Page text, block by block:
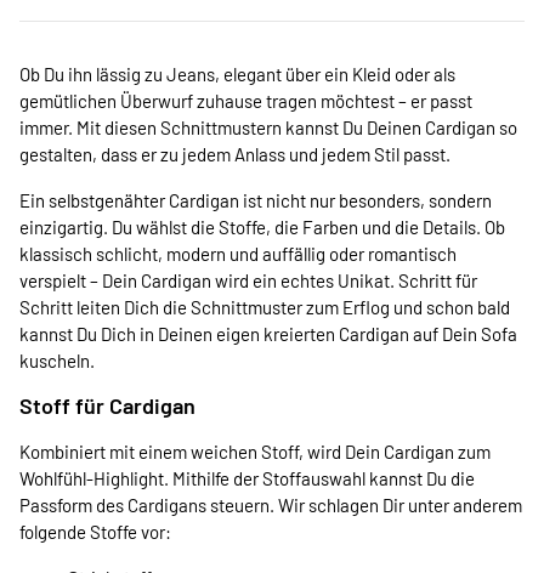
Ob Du ihn lässig zu Jeans, elegant über ein Kleid oder als
gemütlichen Überwurf zuhause tragen möchtest – er passt
immer. Mit diesen Schnittmustern kannst Du Deinen Cardigan so
gestalten, dass er zu jedem Anlass und jedem Stil passt.
Ein selbstgenähter Cardigan ist nicht nur besonders, sondern
einzigartig. Du wählst die Stoffe, die Farben und die Details. Ob
klassisch schlicht, modern und auffällig oder romantisch
verspielt – Dein Cardigan wird ein echtes Unikat. Schritt für
Schritt leiten Dich die Schnittmuster zum Erflog und schon bald
kannst Du Dich in Deinen eigen kreierten Cardigan auf Dein Sofa
kuscheln.
Stoff für Cardigan
Kombiniert mit einem weichen Stoff, wird Dein Cardigan zum
Wohlfühl-Highlight. Mithilfe der Stoffauswahl kannst Du die
Passform des Cardigans steuern. Wir schlagen Dir unter anderem
folgende Stoffe vor: